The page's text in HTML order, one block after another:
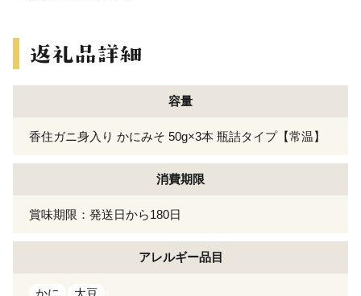
容量
香住ガニ身入り かにみそ 50g×3本 瓶詰タイプ【常温】
消費期限
賞味期限：発送日から180日
アレルギー品目
かに 大豆